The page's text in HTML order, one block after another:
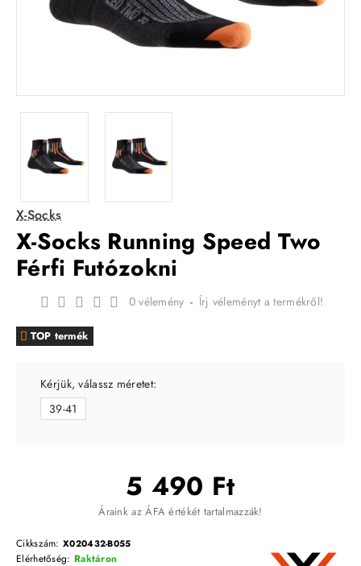
X-Socks
X-Socks Running Speed Two
Férfi Futózokni
TOP termék
0 vélemény - Írj véleményt a termékről!
5 490 Ft
Áraink az ÁFA értékét tartalmazzák!
Cikkszám: X020432-B055
Elérhetőség: Raktáron
Kérjük, válassz méretet:
39-41